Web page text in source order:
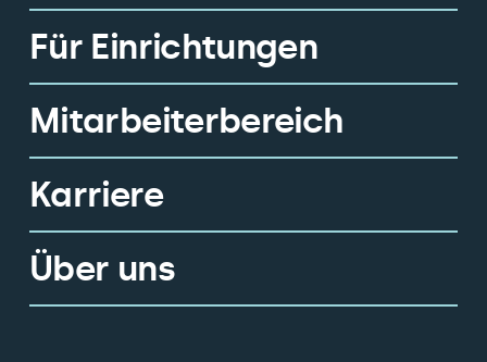
Für Einrichtungen
Mitarbeiterbereich
Karriere
Über uns